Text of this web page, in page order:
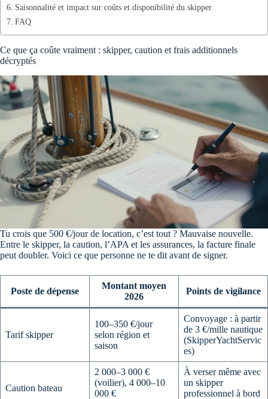
Saisonnalité et impact sur coûts et disponibilité du skipper
FAQ
Ce que ça coûte vraiment : skipper, caution et frais additionnels
décryptés
Tu crois que 500 €/jour de location, c’est tout ? Mauvaise nouvelle.
Entre le skipper, la caution, l’APA et les assurances, la facture finale
peut doubler. Voici ce que personne ne te dit avant de signer.
Poste de dépense
Montant moyen
2026
Points de vigilance
Tarif skipper
100–350 €/jour
selon région et
saison
Convoyage : à partir
de 3 €/mille nautique
(SkipperYachtServic
es)
Caution bateau
2 000–3 000 €
(voilier), 4 000–10
000 €
À verser même avec
un skipper
professionnel à bord